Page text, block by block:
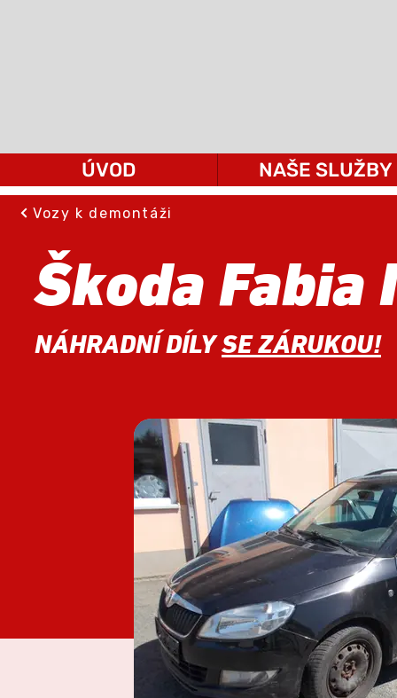
ÚVOD NAŠE SLUŽBY
Vozy k demontáži
NÁHRADNÍ DÍLY SE ZÁRUKOU!
Škoda Fabia